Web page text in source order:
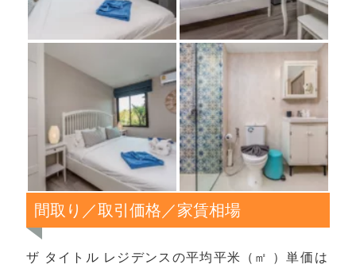
間取り／取引価格／家賃相場
ザ タイトル レジデンスの平均平米（㎡ ）単価は